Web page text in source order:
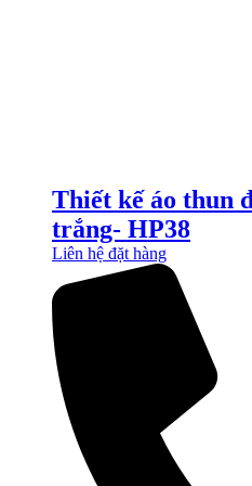
Thiết kế áo thun
trắng- HP38
Liên hệ đặt hàng